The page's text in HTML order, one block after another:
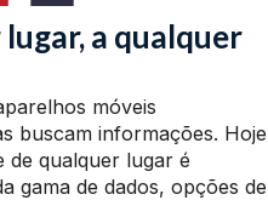
a qualquer
móveis
buscam informações. Hoje
de qualquer lugar é
gama de dados, opções de